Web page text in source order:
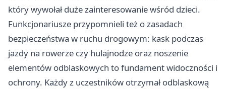
który wywołał duże zainteresowanie wśród dzieci.
Funkcjonariusze przypomnieli też o zasadach
bezpieczeństwa w ruchu drogowym: kask podczas
jazdy na rowerze czy hulajnodze oraz noszenie
elementów odblaskowych to fundament widoczności i
ochrony. Każdy z uczestników otrzymał odblaskową